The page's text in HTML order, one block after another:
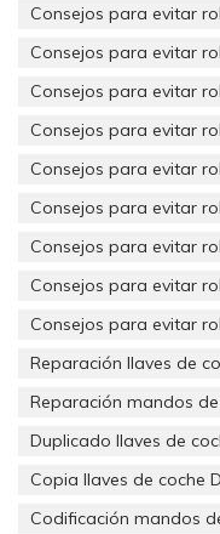
Propongámonos
ladrones y
Olvidémonos, que
depende de
Pero podemos
somos
Ser víctima de un
al que nadie
Instalemos
¡A disfrutar de
Consejos para evitar
Consejos para evitar
Consejos para evitar
Consejos para evitar
Consejos para evitar
Consejos para evitar
Consejos para evitar
Consejos para evitar
Consejos para evitar
Reparación llaves de
Reparación mandos
Duplicado llaves de
Copia llaves de coche
Codificación mandos